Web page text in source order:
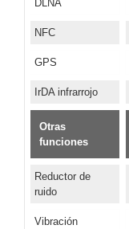
DLNA
NFC
GPS
IrDA infrarrojo
Otras
funciones
Reductor de
ruido
Vibración